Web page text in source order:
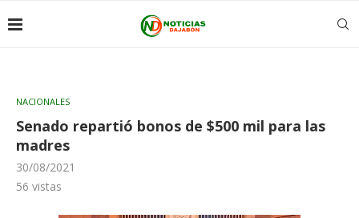
NACIONALES
Senado repartió bonos de $500 mil para las
madres
30/08/2021
56 vistas